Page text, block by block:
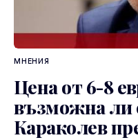
МНЕНИЯ
Цена от 6-8
възможна ли
Караколев